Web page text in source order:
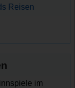
Reisen
im